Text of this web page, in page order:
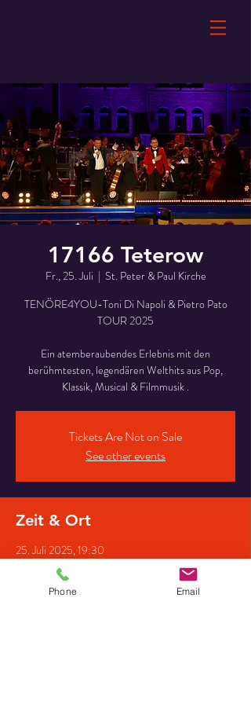
17166 Teterow
Fr., 25. Juli
  |
St. Peter & Paul Kirche
TENÖRE4YOU-Toni Di Napoli & Pietro Pato
TOUR 2025
Ein atemberaubendes Erlebnis mit den
berühmtesten, legendären Welthits aus Pop,
Klassik, Musical & Filmmusik .
Tickets Are Not on Sale
See other events
Zeit & Ort
25. Juli 2025, 19:30
St. Peter & Paul Kirche, Kirchpl. 4, 17166 Teterow,
Deutschland
Phone Email